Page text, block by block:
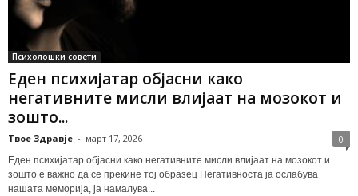
Психолошки совети
Еден психијатар објасни како
негативните мисли влијаат на мозокот и
зошто...
Твое Здравје - март 17, 2026 0
Еден психијатар објасни како негативните мисли влијаат на мозокот и
зошто е важно да се прекине тој образец Негативноста ја ослабува
нашата меморија, ја намалува...